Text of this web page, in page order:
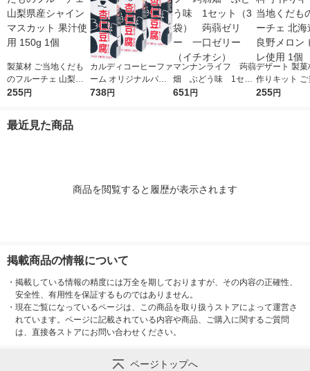
製菓材 ご当地くだも
のフルーチェ 山梨県
産シャインマスカット
255円
カルディコーヒーファ
ーム オリジナルパン
ダ杏仁豆腐ミニ 215g
738円
マンナンライフ 蒟蒻
畑 ぶどう味 1セッ
ト（3袋） 蒟蒻ゼリ
651円
デザート 製菓
作りキット ご
だものフルー
255円
最近見た商品
商品を閲覧すると履歴が表示されます
掲載商品の情報について
・ 掲載している情報の精度には万全を期しておりますが、その内容の正確性、
安全性、有用性を保証するものではありません。
・ 現在ご覧になっているページは、この商品を取り扱うストアによって運営さ
れています。ページに記載されている内容や商品、ご購入に関するご質問
は、直接各ストアにお問い合わせください。
ページトップへ